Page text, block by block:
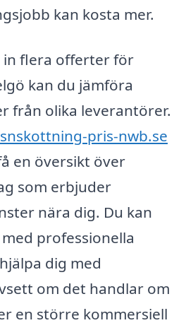
kan kosta mer.
in flera offerter för
kan du jämföra
från olika leverantörer.
pris-nwb.se
en översikt över
som erbjuder
nära dig. Du kan
professionella
dig med
om det handlar om
en större kommersiell